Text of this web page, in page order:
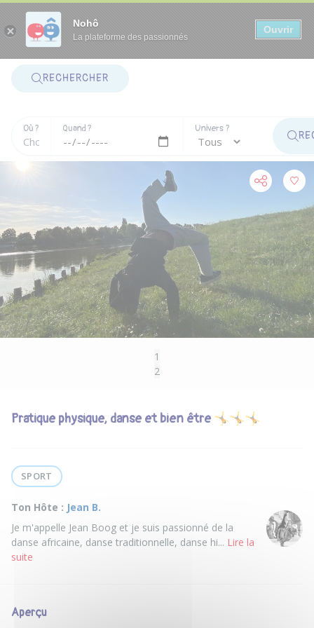
Nohô
La plateforme des passionnés
Ouvrir
RECHERCHER
Où ? Quand ? Univers ?
1
2
Pratique physique, danse et bien être 🤸🤸🤸
SPORT
Ton Hôte : Jean B.
Je m'appelle Jean Boog et je suis passionné de la
danse africaine, danse traditionnelle, danse hi... Lire la
suite
Aperçu
Panneau de gestion des cookies